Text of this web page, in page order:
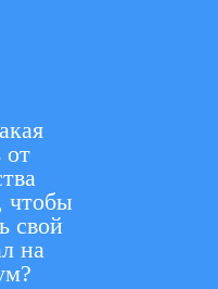
чтобы
свой
на